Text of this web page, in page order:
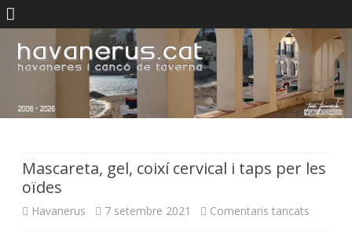
Mascareta, gel, coixí cervical i taps per les
oïdes
Havanerus 7 setembre 2021 Comentaris tancats